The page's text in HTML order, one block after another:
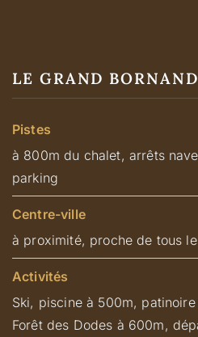
LE GRAND BORNAND
Pistes
à 800m du chalet, arrêts
parking
Centre-ville
à proximité, proche de tous
Activités
Ski, piscine à 500m,
Forêt des Dodes à 600m,